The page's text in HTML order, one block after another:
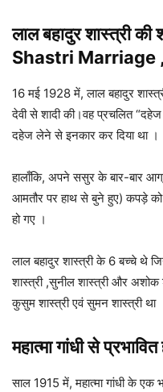
लाल बहादुर शास्त्री
Shastri Marriage
16 मई 1928 में, लाल बहादुर
देवी से शादी की।वह प्रचलित
दहेज लेने से इनकार कर दिया था ।
हालाँकि, अपने ससुर के बार-बार
आमतौर पर हाथ से बुने हुए) कपड़े
हो गए ।
लाल बहादुर शास्त्री के 6 बच्चे थे
शास्त्री ,सुनील शास्त्री और अशोक
कुसुम शास्त्री एवं सुमन शास्त्री था
महात्मा गांधी से
साल 1915 में, महात्मा गांधी के